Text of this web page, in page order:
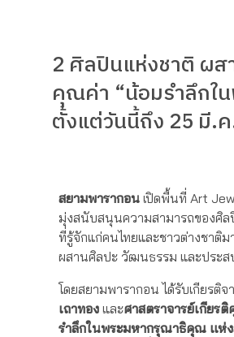
2 ศิลปินแห่งชาติ ผ
คุณค่า “น้อมรำลึกใ
ตั้งแต่วันนี้ถึง 25 มี.
สยามพารากอน เปิดพื้นที่ Art
มุ่งสนับสนุนความสามารถของศิล
ที่รู้จักแก่คนไทยและชาวต่างชาติ
ผสานศิลปะ วัฒนธรรม และประส
โดยสยามพารากอน ได้รับเกียรติ
เถาทอง และศาสตราจารย์เกียร
รำลึกในพระมหากรุณาธิคุณ แห่